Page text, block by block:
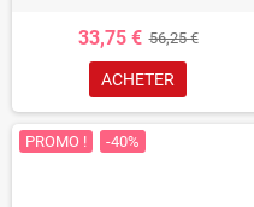
33,75 € 56,25 €
ACHETER
PROMO ! -40%